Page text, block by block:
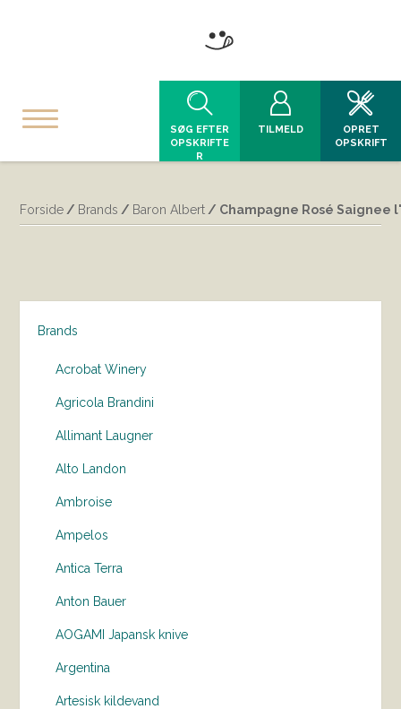
SØG EFTER
OPSKRIFTE
R
TILMELD
OPRET
OPSKRIFT
Forside / Brands / Baron Albert / Champagne Rosé Saignee
Brands
Acrobat Winery
Agricola Brandini
Allimant Laugner
Alto Landon
Ambroise
Ampelos
Antica Terra
Anton Bauer
AOGAMI Japansk knive
Argentina
Artesisk kildevand